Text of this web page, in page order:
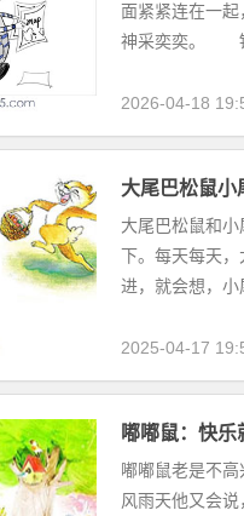
面紧紧连在一起
神采奕奕。 钮
2026-04-18
大尾巴松鼠小
大尾巴松鼠和
下。每天每天
进，就会想，小
2025-04-17
嘟嘟鼠：快乐
嘟嘟鼠老是不
风雨天他又会